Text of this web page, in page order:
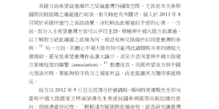
美國支持臺灣參與國際民航組織
之研究
Democratic Implications ofthe
Treaty of Lisbon